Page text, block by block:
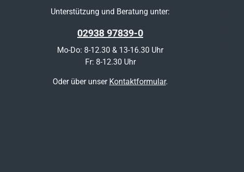
Unterstützung und Beratung unter:
02938 97839-0
Mo-Do: 8-12.30 & 13-16.30 Uhr
Fr: 8-12.30 Uhr
Oder über unser Kontaktformular.